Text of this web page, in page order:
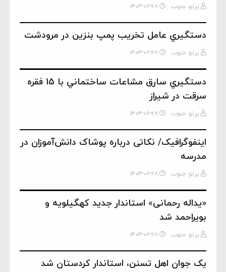
پرتو جنوب ۱۴۰۳-۰۶-۲۸
دستگيري عامل تخريب پمپ بنزین در مرودشت
پرتو جنوب ۱۴۰۳-۰۶-۲۸
دستگيري سارق مشاعات ساختماني با 15 فقره
سرقت در شيراز
پرتو جنوب ۱۴۰۳-۰۶-۲۸
اینفوگرافیک/ نکاتی درباره پوشاک دانش‌آموزان در
مدرسه
پرتو جنوب ۱۴۰۳-۰۶-۲۸
«یداله رحمانی» استاندار جدید کهگیلویه و
بویراحمد شد
پرتو جنوب ۱۴۰۳-۰۶-۲۸
یک جوان اهل تسنن، استاندار کردستان شد